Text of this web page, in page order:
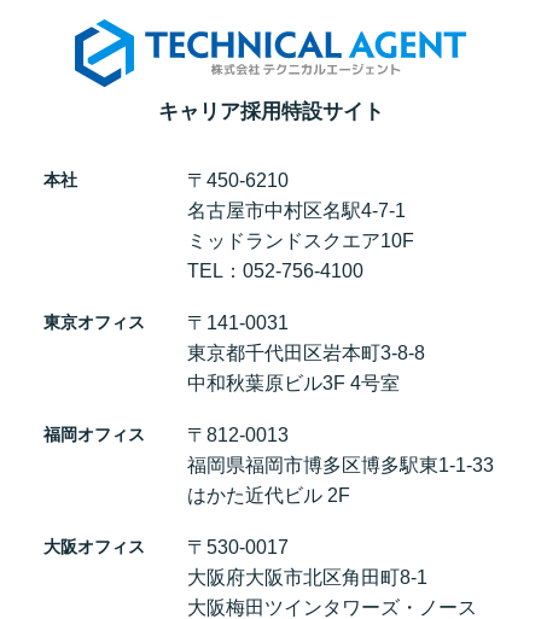
キャリア採用特設サイト
本社
〒450-6210
名古屋市中村区名駅4-7-1
ミッドランドスクエア10F
TEL：052-756-4100
東京オフィス
〒141-0031
東京都千代田区岩本町3-8-8
中和秋葉原ビル3F 4号室
福岡オフィス
〒812-0013
福岡県福岡市博多区博多駅東1-1-33
はかた近代ビル 2F
大阪オフィス
〒530-0017
大阪府大阪市北区角田町8-1
大阪梅田ツインタワーズ・ノース